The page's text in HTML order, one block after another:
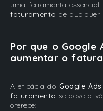
uma ferramenta
faturamento de qualquer
Por que o Google
aumentar o
A eficácia doGoogle Ads
faturamento se deve a
oferece: